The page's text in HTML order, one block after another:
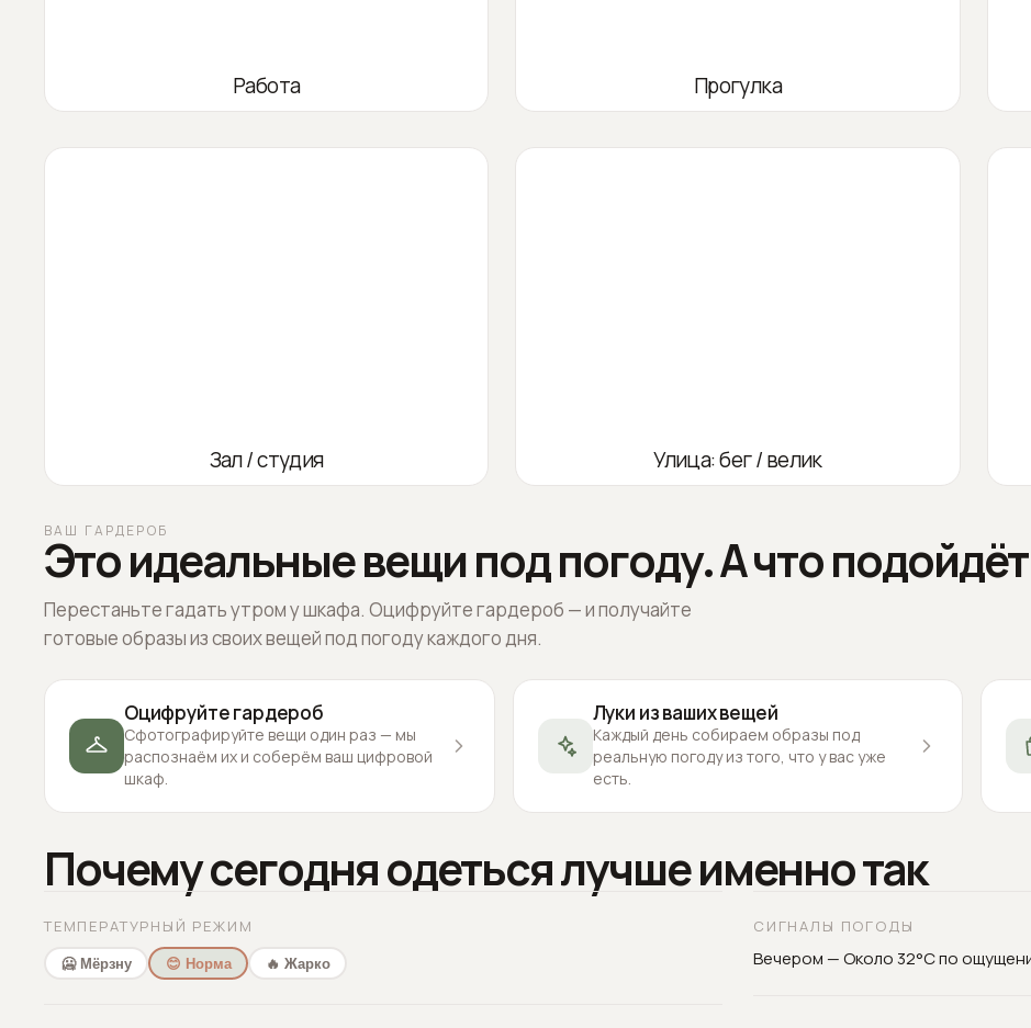
Работа Прогулка
Зал / студия Улица: бег / велик
ВАШ ГАРДЕРОБ
Это идеальные вещи под погоду. А что
Перестаньте гадать утром у шкафа. Оцифруйте гардероб — и получайте
готовые образы из своих вещей под погоду каждого дня.
Оцифруйте гардероб
Сфотографируйте вещи один раз — мы
распознаём их и соберём ваш цифровой
шкаф.
Луки из ваших вещей
Каждый день собираем образы под
реальную погоду из того, что у вас уже
есть.
Почему сегодня одеться лучше именно так
ТЕМПЕРАТУРНЫЙ РЕЖИМ
🥶 Мёрзну 😊 Норма 🔥 Жарко
СИГНАЛЫ ПОГОДЫ
Вечером — Около 32°C по